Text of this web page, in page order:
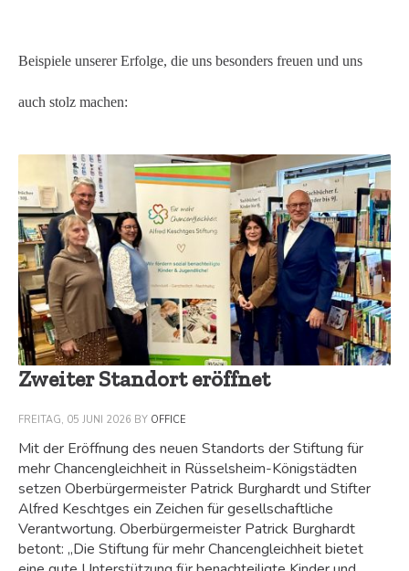
Beispiele unserer Erfolge, die uns besonders freuen und uns
auch stolz machen:
Zweiter Standort eröffnet
FREITAG, 05 JUNI 2026 BY OFFICE
Mit der Eröffnung des neuen Standorts der Stiftung für
mehr Chancengleichheit in Rüsselsheim-Königstädten
setzen Oberbürgermeister Patrick Burghardt und Stifter
Alfred Keschtges ein Zeichen für gesellschaftliche
Verantwortung. Oberbürgermeister Patrick Burghardt
betont: „Die Stiftung für mehr Chancengleichheit bietet